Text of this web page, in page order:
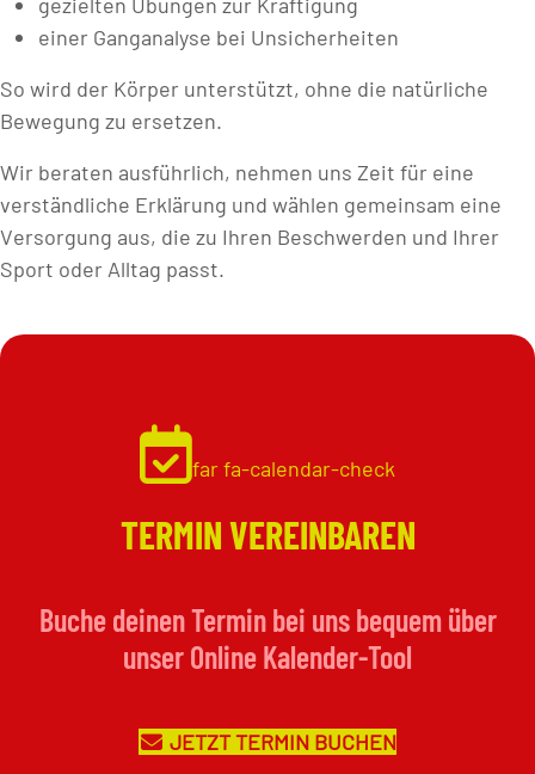
einer Ganganalyse bei Unsicherheiten
So wird der Körper unterstützt, ohne die natürliche
Bewegung zu ersetzen.
Wir beraten ausführlich, nehmen uns Zeit für eine
verständliche Erklärung und wählen gemeinsam eine
Versorgung aus, die zu Ihren Beschwerden und Ihrer
Sport oder Alltag passt.
far fa-calendar-check
TERMIN VEREINBAREN
Buche deinen Termin bei uns bequem über
unser Online Kalender-Tool
JETZT TERMIN BUCHEN